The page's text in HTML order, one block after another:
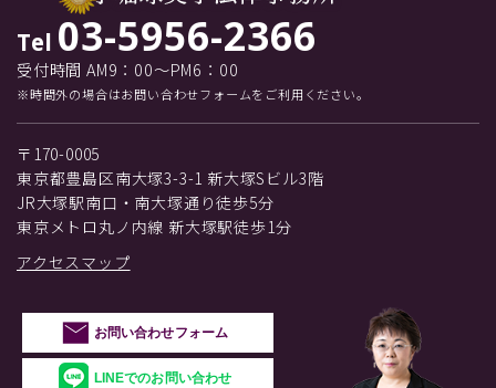
Tel 03-5956-2366
受付時間 AM9：00～PM6：00
※時間外の場合はお問い合わせフォームをご利用ください。
〒170-0005
東京都豊島区南大塚3-3-1 新大塚Sビル3階
JR大塚駅南口・南大塚通り徒歩5分
東京メトロ丸ノ内線 新大塚駅徒歩1分
アクセスマップ
お問い合わせフォーム
LINEでのお問い合わせ